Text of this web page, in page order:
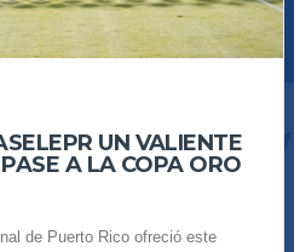
UN VALIENTE
A LA COPA ORO
de Puerto Rico ofreció este